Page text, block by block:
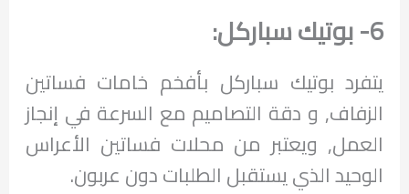
6- بوتيك سباركل:
يتفرد بوتيك سباركل بأفخم خامات فساتين
الزفاف, و دقة التصاميم مع السرعة في إنجاز
العمل, ويعتبر من محلات فساتين الأعراس
الوحيد الذي يستقبل الطلبات دون عربون.